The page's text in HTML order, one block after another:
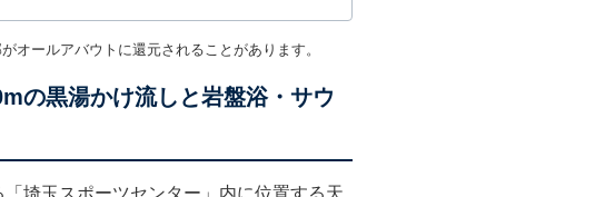
ールアバウトに還元されることがあります。
の黒湯かけ流しと岩盤浴・サウ
埼玉スポーツセンター」内に位置する天